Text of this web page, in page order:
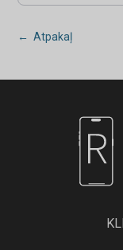
← Atpakaļ